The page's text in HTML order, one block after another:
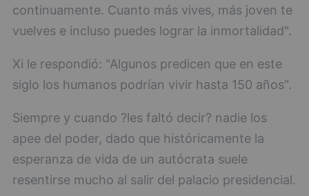
continuamente. Cuanto más vives, más joven te
vuelves e incluso puedes lograr la inmortalidad".
Xi le respondió: "Algunos predicen que en este
siglo los humanos podrían vivir hasta 150 años".
Siempre y cuando ?les faltó decir? nadie los
apee del poder, dado que históricamente la
esperanza de vida de un autócrata suele
resentirse mucho al salir del palacio presidencial.